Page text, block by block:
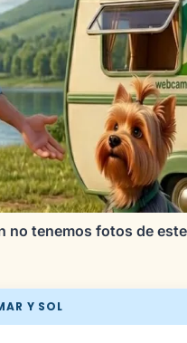
no tenemos fotos de
Y SOL